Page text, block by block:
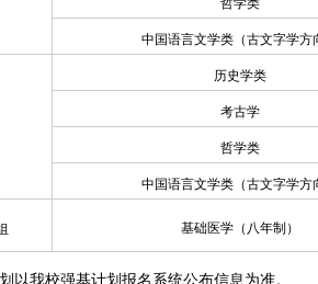
中国语言文学类（古文字学方
历史学类
考古学
哲学类
中国语言文学类（古文字学方
基础医学（八年制）
我校强基计划报名系统公布信息为准。